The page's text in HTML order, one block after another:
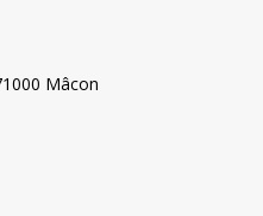
Mâcon